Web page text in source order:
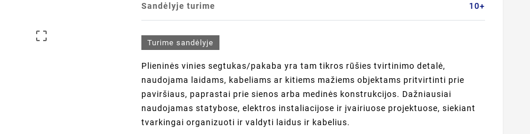

Sandėlyje turime 10+
Turime sandėlyje
Plieninės vinies segtukas/pakaba yra tam tikros rūšies tvirtinimo detalė,
naudojama laidams, kabeliams ar kitiems mažiems objektams pritvirtinti prie
paviršiaus, paprastai prie sienos arba medinės konstrukcijos. Dažniausiai
naudojamas statybose, elektros instaliacijose ir įvairiuose projektuose, siekiant
tvarkingai organizuoti ir valdyti laidus ir kabelius.